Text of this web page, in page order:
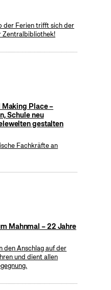
der Ferien trifft sich der
Zentralbibliothek!
Place –
Schule neu
gestalten
Fachkräfte an
Mahnmal – 22 Jahre
den Anschlag auf der
und dient allen